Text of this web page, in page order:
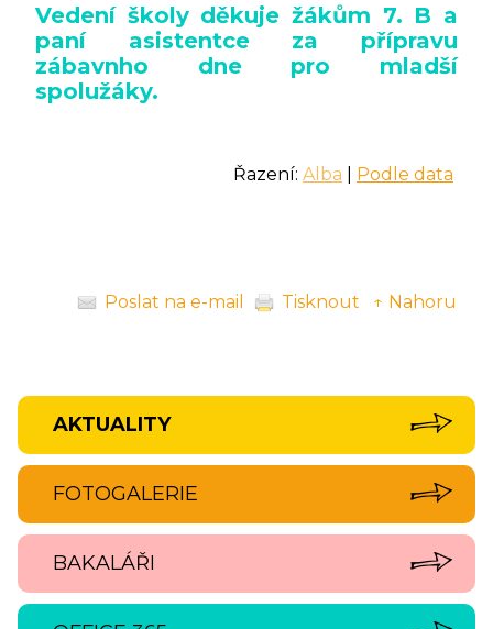
Vedení školy děkuje žákům 7. B a
paní asistentce za přípravu
zábavnho dne pro mladší
spolužáky.
Řazení: Alba Podle data
Poslat na e-mail Tisknout ↑ Nahoru
AKTUALITY
FOTOGALERIE
BAKALÁŘI